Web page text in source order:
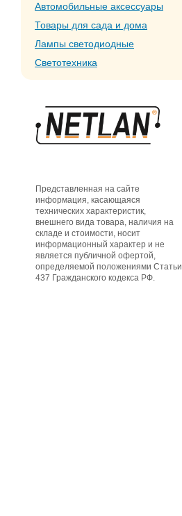
Автомобильные аксессуары
Товары для сада и дома
Лампы светодиодные
Светотехника
Представленная на сайте
информация, касающаяся
технических характеристик,
внешнего вида товара, наличия на
складе и стоимости, носит
информационный характер и не
является публичной офертой,
определяемой положениями Статьи
437 Гражданского кодекса РФ.